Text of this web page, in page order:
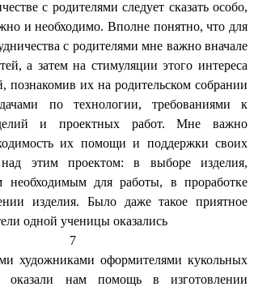
с родителями следует сказать особо,
и необходимо. Вполне понятно, что для
с родителями мне важно вначале
а затем на стимуляции этого интереса
познакомив их на родительском собрании
по технологии, требованиями к
и проектных работ. Мне важно
их помощи и поддержки своих
этим проектом: в выборе изделия,
необходимым для работы, в проработке
изделия. Было даже такое приятное
одной ученицы оказались
7
художниками оформителями кукольных
оказали нам помощь в изготовлении